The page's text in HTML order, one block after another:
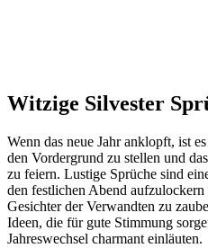
Witzige Silvester
Wenn das neue Jahr anklopft, ist
den Vordergrund zu stellen und
zu feiern. Lustige Sprüche sind
den festlichen Abend
Gesichter der Verwandten zu
Ideen, die für gute Stimmung
Jahreswechsel charmant einläuten.